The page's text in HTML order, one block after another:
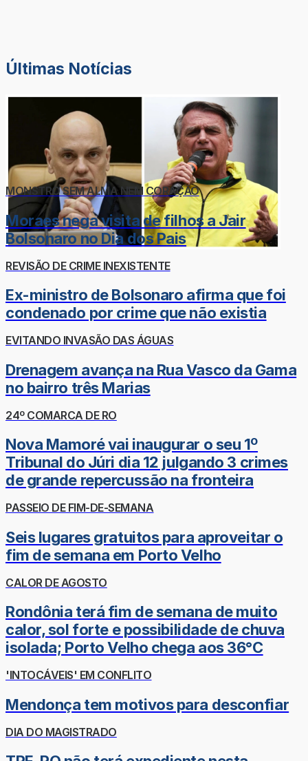
Últimas Notícias
MONSTRO SEM ALMA NEM CORAÇÃO
Moraes nega visita de filhos a Jair
Bolsonaro no Dia dos Pais
REVISÃO DE CRIME INEXISTENTE
Ex-ministro de Bolsonaro afirma que foi
condenado por crime que não existia
EVITANDO INVASÃO DAS ÁGUAS
Drenagem avança na Rua Vasco da Gama
no bairro três Marias
24º COMARCA DE RO
Nova Mamoré vai inaugurar o seu 1º
Tribunal do Júri dia 12 julgando 3 crimes
de grande repercussão na fronteira
PASSEIO DE FIM-DE-SEMANA
Seis lugares gratuitos para aproveitar o
fim de semana em Porto Velho
CALOR DE AGOSTO
Rondônia terá fim de semana de muito
calor, sol forte e possibilidade de chuva
isolada; Porto Velho chega aos 36°C
'INTOCÁVEIS' EM CONFLITO
Mendonça tem motivos para desconfiar
DIA DO MAGISTRADO